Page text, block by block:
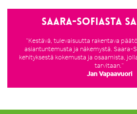
Saara-Sofiasta
”Kestävä, tulevaisuutta rakentava
asiantuntemusta ja näkemystä. Saara-
kehityksestä kokemusta ja osaamista,
tarvitaan.”
Jan Vapaavuori